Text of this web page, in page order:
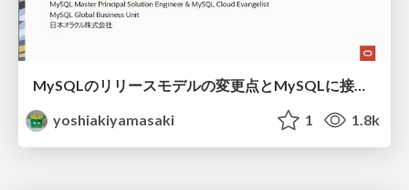
MySQLのリリースモデルの変更点とMySQLに接続するためのJDBCドライバの選び方 + α / MySQL LTS & JDBC Driver
yoshiakiyamasaki
1 1.8k